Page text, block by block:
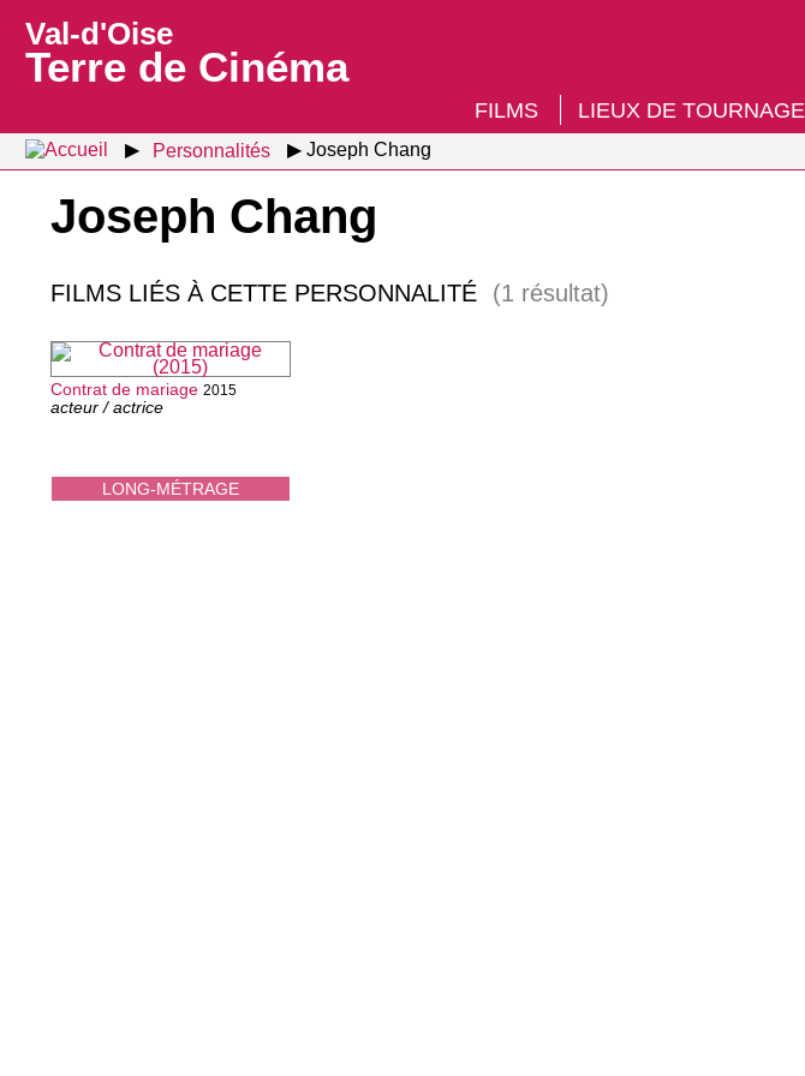
Val-d'Oise
Terre de Cinéma
FILMS LIEUX DE TOURNAGE
Personnalités Joseph Chang
Joseph Chang
FILMS LIÉS À CETTE PERSONNALITÉ (1 résultat)
LONG-MÉTRAGE
Contrat de mariage 2015
acteur / actrice